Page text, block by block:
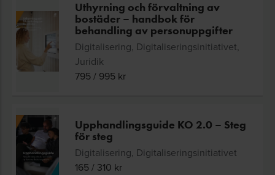
Uthyrning och förvaltning av
bostäder – handbok för
behandling av personuppgifter
Digitalisering, Digitaliseringsinitiativet,
Juridik
795/ 995 kr
Upphandlingsguide KO 2.0 – Steg
för steg
Digitalisering, Digitaliseringsinitiativet
165/ 310 kr